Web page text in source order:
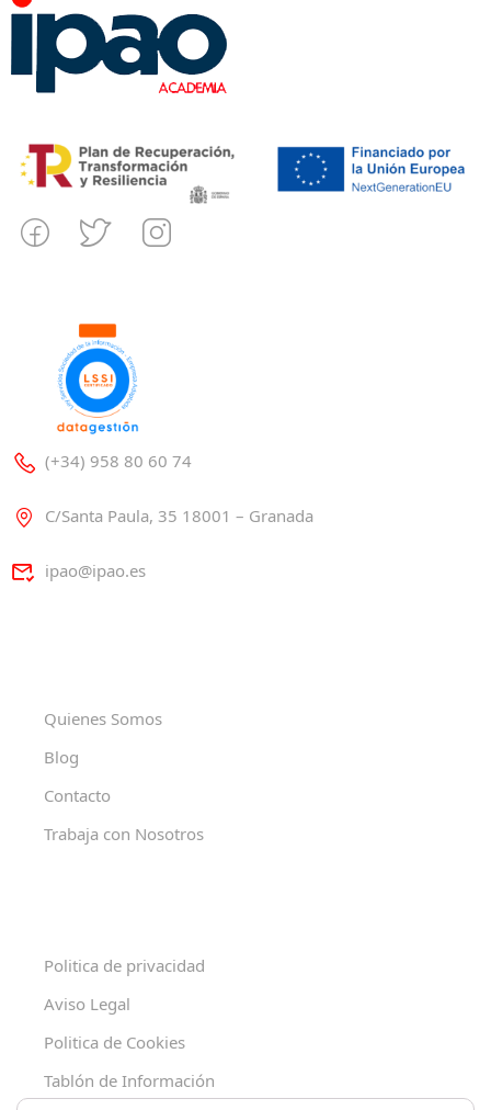
(+34) 958 80 60 74
C/Santa Paula, 35 18001 – Granada
ipao@ipao.es
Quienes Somos
Blog
Contacto
Trabaja con Nosotros
Politica de privacidad
Aviso Legal
Politica de Cookies
Tablón de Información